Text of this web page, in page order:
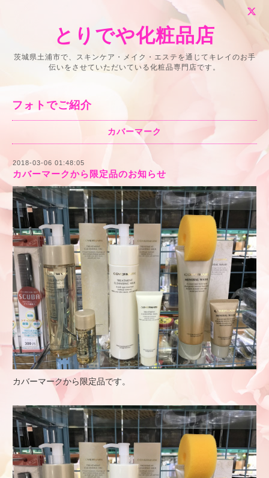
とりでや化粧品店
茨城県土浦市で、スキンケア・メイク・エステを通じてキレイのお手
伝いをさせていただいている化粧品専門店です。
フォトでご紹介
カバーマーク
2018-03-06 01:48:05
カバーマークから限定品のお知らせ
カバーマークから限定品です。